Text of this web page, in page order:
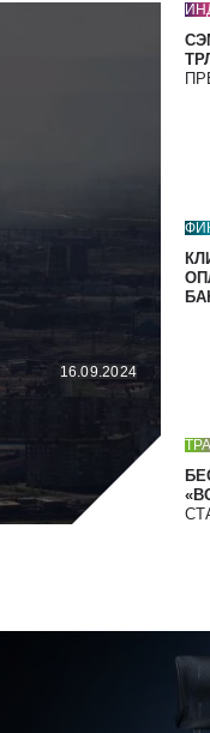
16.09.2024